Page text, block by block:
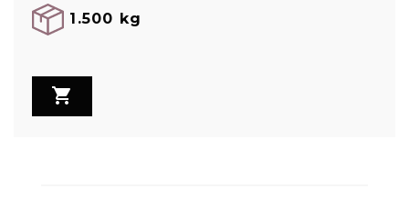
1.500 kg
